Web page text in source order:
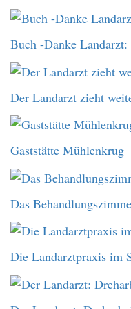
Buch -Danke
Der Landarzt zieht
Gaststätte Mühlenkrug
Das
Die Landarztpraxis im